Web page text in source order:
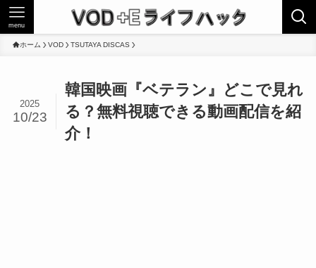
menu
ホーム VOD TSUTAYA DISCAS
韓国映画『ベテラン』どこで見れ
る？無料視聴できる動画配信を紹
介！
2025
10/23